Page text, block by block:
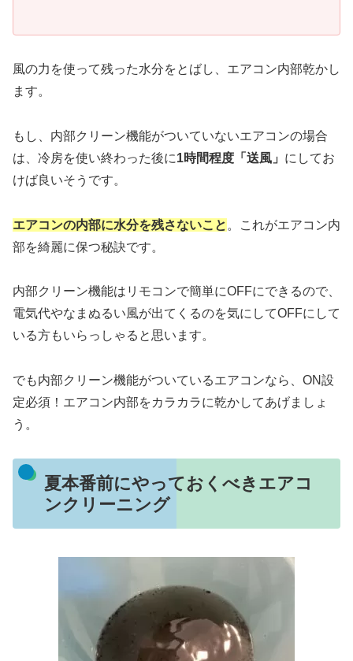
風の力を使って残った水分をとばし、エアコン内部乾かし
ます。
もし、内部クリーン機能がついていないエアコンの場合
は、冷房を使い終わった後に1時間程度「送風」 にしてお
けば良いそうです。
エアコンの内部に水分を残さないこと 。これがエアコン内
部を綺麗に保つ秘訣です。
内部クリーン機能はリモコンで簡単にOFFにできるので、
電気代やなまぬるい風が出てくるのを気にしてOFFにして
いる方もいらっしゃると思います。
でも内部クリーン機能がついているエアコンなら、ON設
定必須！エアコン内部をカラカラに乾かしてあげましょ
う。
夏本番前にやっておくべきエアコ
ンクリーニング